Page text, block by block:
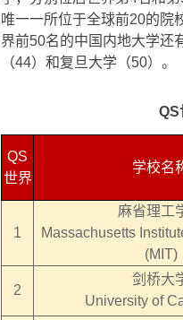
唯一一所位于全球前20的院
界前50名的中国内地大学还
（44）和复旦大学（50）。
QS
QS
世界
学校名
1
麻省理工
Massachusetts
(MIT)
2
剑桥大
University of